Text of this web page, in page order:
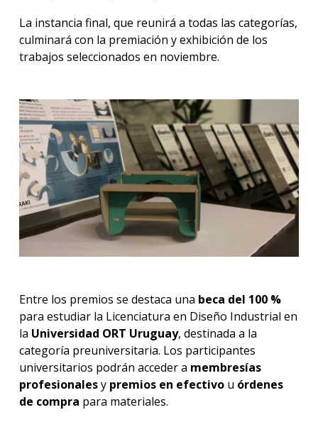
La instancia final, que reunirá a todas las categorías,
culminará con la premiación y exhibición de los
trabajos seleccionados en noviembre.
Entre los premios se destaca una beca del 100 %
para estudiar la Licenciatura en Diseño Industrial en
la Universidad ORT Uruguay, destinada a la
categoría preuniversitaria. Los participantes
universitarios podrán acceder a membresías
profesionalesy premios en efectivou órdenes
de compra para materiales.